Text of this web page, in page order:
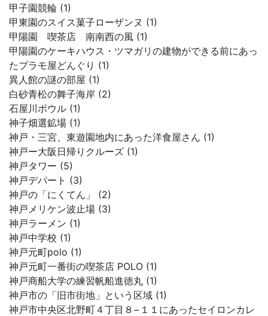
甲子園競輪 (1)
甲東園のスイス菓子ローザンヌ (1)
甲陽園 喫茶店 南南西の風 (1)
甲陽園のケーキハウス・ツマガリの建物ができる前にあっ
たプラモ屋どんぐり (1)
異人館の謎の部屋 (1)
白砂青松の舞子海岸 (2)
石屋川ボウル (1)
神子畑選鉱場 (1)
神戸・三宮、東遊園地内にあった洋食屋さん (1)
神戸ー大阪日帰りクルーズ (1)
神戸タワー (5)
神戸デパート (3)
神戸の「にくてん」 (2)
神戸メリケン波止場 (3)
神戸ラーメン (1)
神戸中学校 (1)
神戸元町polo (1)
神戸元町一番街の喫茶店 POLO (1)
神戸商船大学の練習帆船進徳丸 (1)
神戸市の「旧市街地」という区域 (1)
神戸市中央区北野町４丁目８−１１にあったセイロンカレ